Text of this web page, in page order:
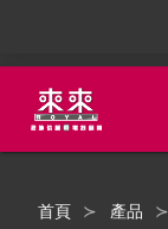
首頁 產品